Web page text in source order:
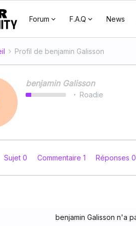
Forum F.A.Q News
Profil de benjamin Galisson
benjamin Galisson
Roadie
Sujet 0 Commentaire 1 Réponses 0
benjamin Galisson n'a